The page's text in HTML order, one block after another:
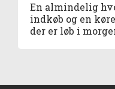
En almindelig
indkøb og en
der er løb i